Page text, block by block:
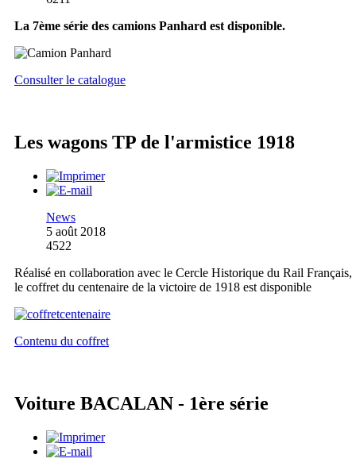
La 7ème série des camions Panhard est disponible.
Consulter le catalogue
Les wagons TP de l'armistice 1918
News
5 août 2018
4522
Réalisé en collaboration avec le Cercle Historique du Rail Français,
le coffret du centenaire de la victoire de 1918 est disponible
Contenu du coffret
Voiture BACALAN - 1ère série